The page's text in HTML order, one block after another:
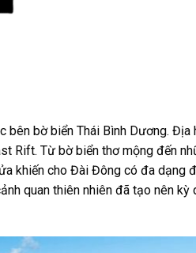
bên bờ biển Thái Bình Dương. Địa
Rift. Từ bờ biển thơ mộng đến
khiến cho Đài Đông có đa dạng
quan thiên nhiên đã tạo nên kỳ